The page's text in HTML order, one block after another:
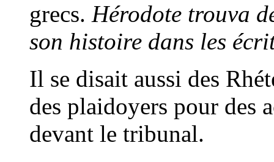
grecs. Hérodote trouva
son histoire dans les
Il se disait aussi des
des plaidoyers pour des
devant le tribunal.